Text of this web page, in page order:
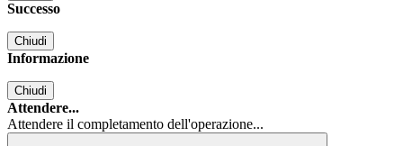
Successo
Chiudi
Informazione
Chiudi
Attendere...
Attendere il completamento dell'operazione...